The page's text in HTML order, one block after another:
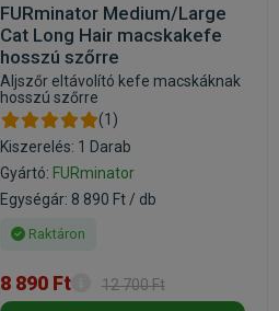
FURminator Medium/Large
Cat Long Hair macskakefe
hosszú szőrre
Aljszőr eltávolító kefe macskáknak
hosszú szőrre
(1)
Kiszerelés: 1 Darab
Gyártó: FURminator
Egységár: 8 890 Ft / db
Raktáron
8 890 Ft 12 700 Ft